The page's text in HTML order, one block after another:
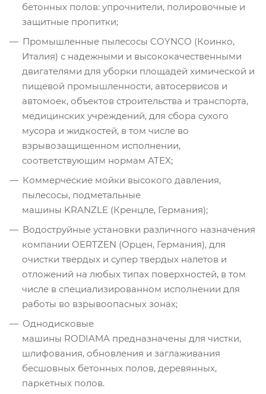
бетонных полов: упрочнители, полировочные и
защитные пропитки;
Промышленные пылесосы COYNCO (Коинко,
Италия) с надежными и высококачественными
двигателями для уборки площадей химической и
пищевой промышленности, автосервисов и
автомоек, объектов строительства и транспорта,
медицинских учреждений, для сбора сухого
мусора и жидкостей, в том числе во
взрывозащищенном исполнении,
соответствующим нормам ATEX;
Коммерческие мойки высокого давления,
пылесосы, подметальные
машины KRANZLE (Кренцле, Германия);
Водоструйные установки различного назначения
компании OERTZEN (Орцен, Германия), для
очистки твердых и супер твердых налетов и
отложений на любых типах поверхностей, в том
числе в специализированном исполнении для
работы во взрывоопасных зонах;
Однодисковые
машины RODIAMA предназначены для чистки,
шлифования, обновления и заглаживания
бесшовных бетонных полов, деревянных,
паркетных полов.